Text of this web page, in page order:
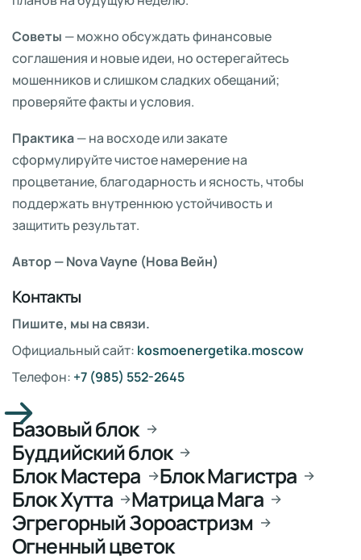
Советы — можно обсуждать финансовые
соглашения и новые идеи, но остерегайтесь
мошенников и слишком сладких обещаний;
проверяйте факты и условия.
Практика— на восходе или закате
сформулируйте чистое намерение на
процветание, благодарность и ясность, чтобы
поддержать внутреннюю устойчивость и
защитить результат.
Автор — Nova Vayne (Нова Вейн)
Контакты
Пишите, мы на связи.
Официальный сайт: kosmoenergetika.moscow
Телефон: +7 (985) 552-2645
Базовый блок →
Буддийский блок →
Блок Мастера →Блок Магистра →
Блок Хутта →Матрица Мага →
Эгрегорный Зороастризм →
Огненный цветок